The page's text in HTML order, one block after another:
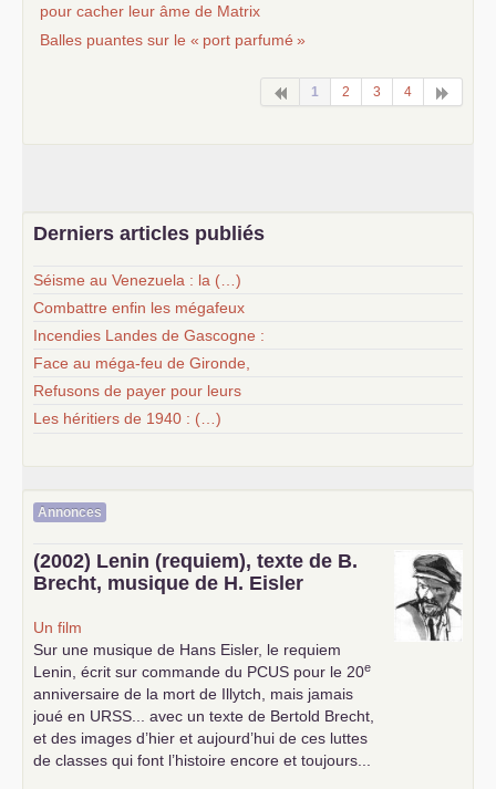
pour cacher leur âme de Matrix
Balles puantes sur le « port parfumé »
1 2 3 4
Derniers articles publiés
Séisme au Venezuela : la (…)
Combattre enfin les mégafeux
Incendies Landes de Gascogne :
Face au méga-feu de Gironde,
Refusons de payer pour leurs
Les héritiers de 1940 : (…)
Annonces
(2002) Lenin (requiem), texte de B.
Brecht, musique de H. Eisler
Un film
Sur une musique de Hans Eisler, le requiem
Lenin, écrit sur commande du PCUS pour le 20e
anniversaire de la mort de Illytch, mais jamais
joué en URSS ... avec un texte de Bertold Brecht,
et des images d’hier et aujourd’hui de ces luttes
de classes qui font l’histoire encore et toujours...